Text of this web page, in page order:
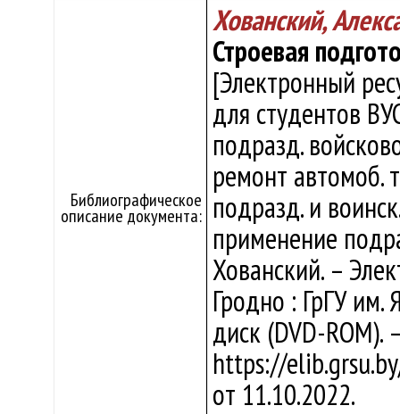
Библиографическое
описание документа:
Хованский,
Строевая
[Электронный
для студентов
подразд.
ремонт автомоб.
подразд. и
применение
Хованский. –
Гродно : ГрГУ им.
диск (DVD-
https://
от 11.10.2022.